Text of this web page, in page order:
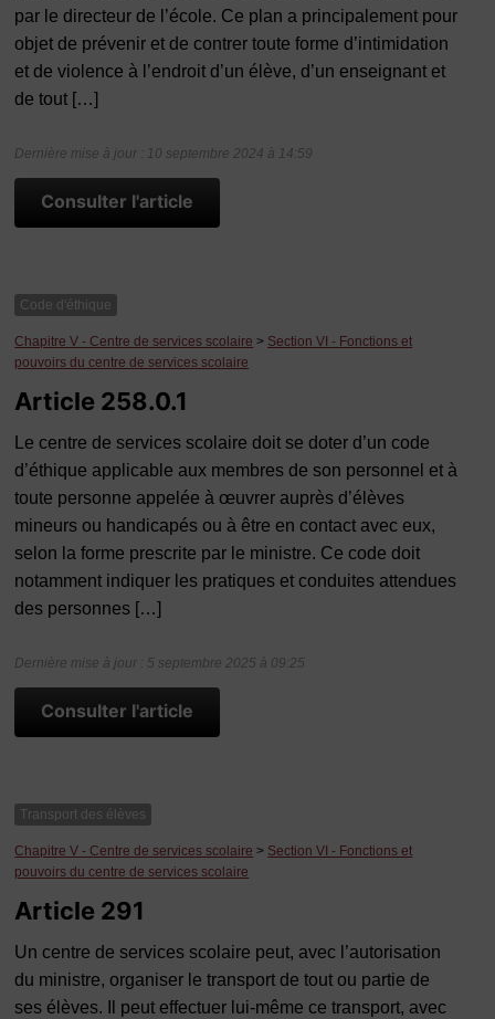
par le directeur de l’école. Ce plan a principalement pour
objet de prévenir et de contrer toute forme d’intimidation
et de violence à l’endroit d’un élève, d’un enseignant et
de tout […]
Dernière mise à jour : 10 septembre 2024 à 14:59
Consulter l'article
Code d'éthique
Chapitre V - Centre de services scolaire > Section VI - Fonctions et
pouvoirs du centre de services scolaire
Article 258.0.1
Le centre de services scolaire doit se doter d’un code
d’éthique applicable aux membres de son personnel et à
toute personne appelée à œuvrer auprès d’élèves
mineurs ou handicapés ou à être en contact avec eux,
selon la forme prescrite par le ministre. Ce code doit
notamment indiquer les pratiques et conduites attendues
des personnes […]
Dernière mise à jour : 5 septembre 2025 à 09:25
Consulter l'article
Transport des élèves
Chapitre V - Centre de services scolaire > Section VI - Fonctions et
pouvoirs du centre de services scolaire
Article 291
Un centre de services scolaire peut, avec l’autorisation
du ministre, organiser le transport de tout ou partie de
ses élèves. Il peut effectuer lui-même ce transport, avec